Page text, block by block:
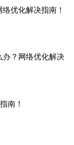
优化解决指南！
办？网络优化解决
南！